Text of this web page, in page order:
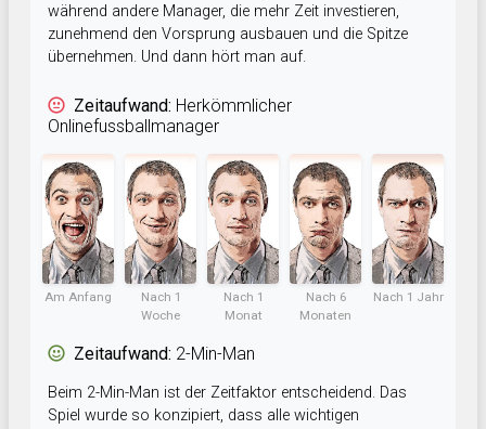
während andere Manager, die mehr Zeit investieren,
zunehmend den Vorsprung ausbauen und die Spitze
übernehmen. Und dann hört man auf.
Zeitaufwand: Herkömmlicher
Onlinefussballmanager
Am Anfang
Nach 1
Woche
Nach 1
Monat
Nach 6
Monaten
Nach 1 Jahr
Zeitaufwand: 2-Min-Man
Beim 2-Min-Man ist der Zeitfaktor entscheidend. Das
Spiel wurde so konzipiert, dass alle wichtigen